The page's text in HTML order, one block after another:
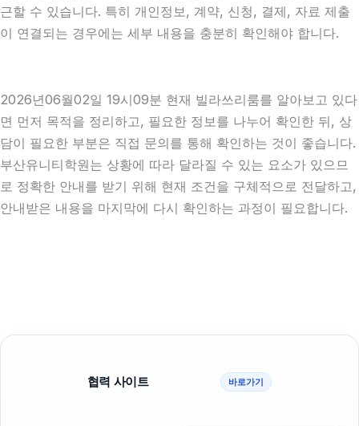
근할 수 있습니다. 특히 개인정보, 계약, 신청, 결제, 자료 제출
이 연결되는 경우에는 세부 내용을 충분히 확인해야 합니다.
2026년06월02일 19시09분 현재 빌라쓰리룸를 알아보고 있다
면 먼저 목적을 정리하고, 필요한 정보를 나누어 확인한 뒤, 상
담이 필요한 부분은 직접 문의를 통해 확인하는 것이 좋습니다.
부산유니티학원는 상황에 따라 달라질 수 있는 요소가 있으므
로 정확한 안내를 받기 위해 현재 조건을 구체적으로 전달하고,
안내받은 내용을 마지막에 다시 확인하는 과정이 필요합니다.
협력 사이트 바로가기